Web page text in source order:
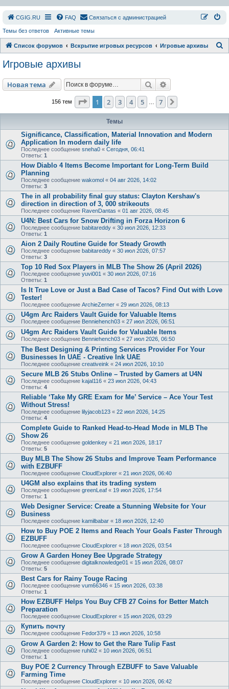
СGIG.RU FAQ Связаться с администрацией
Темы без ответов Активные темы
Список форумов Вскрытие игровых ресурсов Игровые архивы
Игровые архивы
Новая тема Поиск
156 тем Страница из
1 2 3 4 5 7
Темы
Significance, Classification, Material Innovation and Modern
Application In modern daily life
Последнее сообщение sneha0 « Сегодня, 06:41
Ответы: 1
How Diablo 4 Items Become Important for Long-Term Build
Planning
Последнее сообщение wakomol « 04 авг 2026, 14:02
Ответы: 3
The in all probability final guy status: Clayton Kershaw's
direction in direction of 3, 000 strikeouts
Последнее сообщение RavenDantas « 01 авг 2026, 08:45
U4N: Best Cars for Snow Drifting in Forza Horizon 6
Последнее сообщение babitareddy « 30 июл 2026, 12:33
Ответы: 1
Aion 2 Daily Routine Guide for Steady Growth
Последнее сообщение babitareddy « 30 июл 2026, 07:57
Ответы: 3
Top 10 Red Sox Players in MLB The Show 26 (April 2026)
Последнее сообщение yuvi001 « 30 июл 2026, 07:16
Ответы: 1
Is It True Love or Just a Bad Case of Tacos? Find Out with Love
Tester!
Последнее сообщение ArchieZerner « 29 июл 2026, 08:13
U4gm Arc Raiders Vault Guide for Valuable Items
Последнее сообщение Benniehench03 « 27 июл 2026, 06:51
U4gm Arc Raiders Vault Guide for Valuable Items
Последнее сообщение Benniehench03 « 27 июл 2026, 06:50
The Best Designing & Printing Services Provider For Your
Businesses In UAE - Creative Ink UAE
Последнее сообщение creativeink « 24 июл 2026, 10:10
Secure MLB 26 Stubs Online – Trusted by Gamers at U4N
Последнее сообщение kajal116 « 23 июл 2026, 04:43
Ответы: 4
Reliable ‘Take My GRE Exam for Me’ Service – Ace Your Test
Without Stress!
Последнее сообщение lilyjacob123 « 22 июл 2026, 14:25
Ответы: 4
Complete Guide to Ranked Head-to-Head Mode in MLB The
Show 26
Последнее сообщение goldenkey « 21 июл 2026, 18:17
Ответы: 5
Buy MLB The Show 26 Stubs and Improve Team Performance
with EZBUFF
Последнее сообщение CloudExplorer « 21 июл 2026, 06:40
U4GM also explains that its trading system
Последнее сообщение greenLeaf « 19 июл 2026, 17:54
Ответы: 1
Web Designer Service: Create a Stunning Website for Your
Business
Последнее сообщение kamilbabar « 18 июл 2026, 12:40
How to Buy POE 2 Items and Reach Your Goals Faster Through
EZBUFF
Последнее сообщение CloudExplorer « 18 июл 2026, 03:54
Grow A Garden Honey Bee Upgrade Strategy
Последнее сообщение digitalknowledge01 « 15 июл 2026, 08:07
Ответы: 5
Best Cars for Rainy Touge Racing
Последнее сообщение vum66346 « 15 июл 2026, 03:38
Ответы: 1
How EZBUFF Helps You Buy CFB 27 Coins for Better Match
Preparation
Последнее сообщение CloudExplorer « 15 июл 2026, 03:29
Купить почту
Последнее сообщение Fedor379 « 13 июл 2026, 10:58
Grow A Garden 2: How to Get the Rare Tulip Fast
Последнее сообщение ruhi02 « 10 июл 2026, 06:51
Ответы: 1
Buy POE 2 Currency Through EZBUFF to Save Valuable
Farming Time
Последнее сообщение CloudExplorer « 10 июл 2026, 06:42